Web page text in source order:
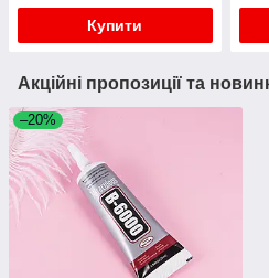
Купити
Акційні пропозиції та
–20%